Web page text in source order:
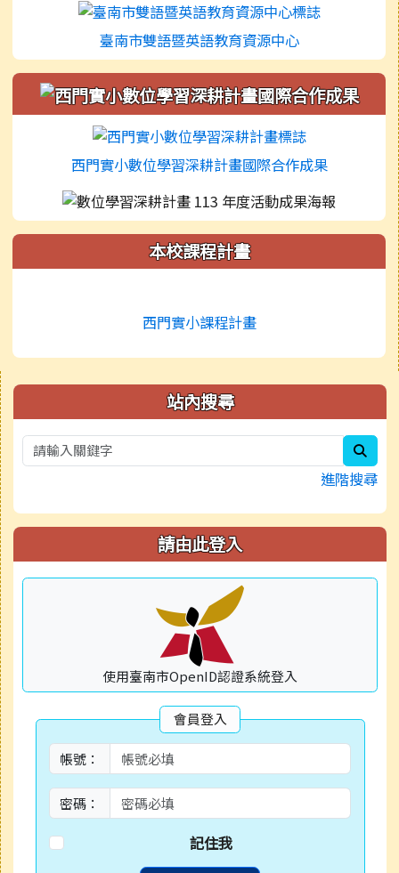
臺南市雙語暨英語教育資源中心
西門實小數位學習深耕計畫國際合作成果
本校課程計畫
西門實小課程計畫
右邊區域內容 站內搜尋
進階搜尋
請由此登入
使用臺南市OpenID認證系統登入
會員登入
帳號：
密碼：
記住我